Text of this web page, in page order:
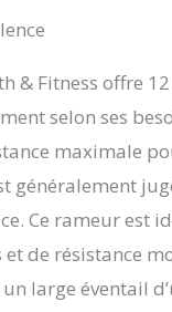
& Fitness offre
selon ses
maximale
généralement
Ce rameur est
de résistance
large éventail